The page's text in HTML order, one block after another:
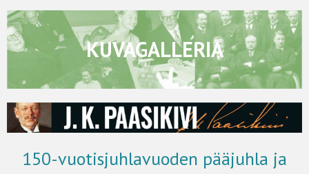
KUVAGALLERIA
150-vuotisjuhlavuoden pääjuhla ja